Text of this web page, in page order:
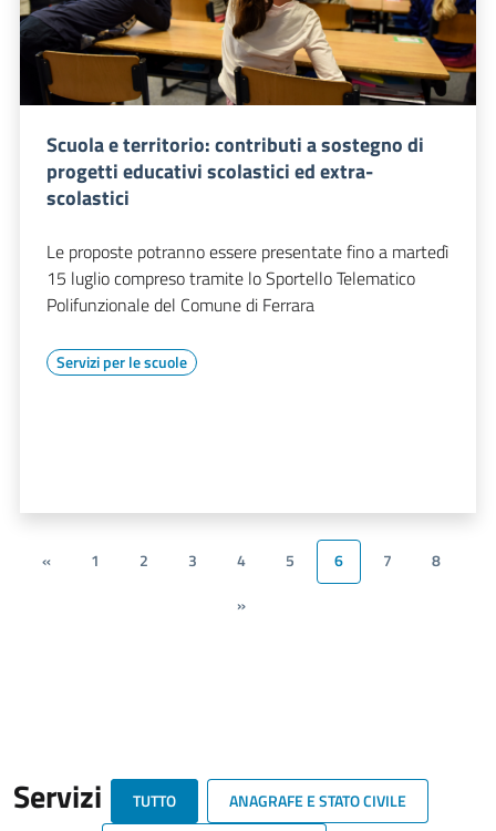
Scuola e territorio: contributi a sostegno di
progetti educativi scolastici ed extra-
scolastici
Le proposte potranno essere presentate fino a martedì
15 luglio compreso tramite lo Sportello Telematico
Polifunzionale del Comune di Ferrara
Servizi per le scuole
« 1 2 3 4 5 6 7
8
»
Servizi TUTTO
ANAGRAFE E STATO CIVILE